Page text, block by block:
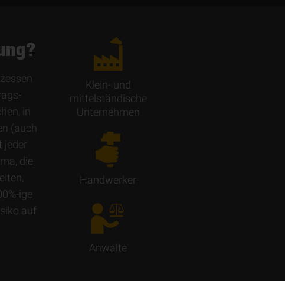
in
(auch
jeder
die
ige
auf
Klein- und
mittelständische
Unternehmen
Handwerker
Anwälte